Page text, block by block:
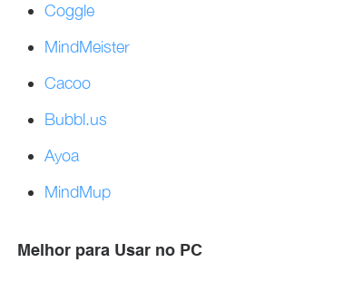
Coggle
MindMeister
Cacoo
Bubbl.us
Ayoa
MindMup
Melhor para Usar no PC